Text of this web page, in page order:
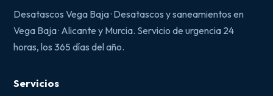
Desatascos Vega Baja · Desatascos y saneamientos en
Vega Baja · Alicante y Murcia. Servicio de urgencia 24
horas, los 365 días del año.
Servicios